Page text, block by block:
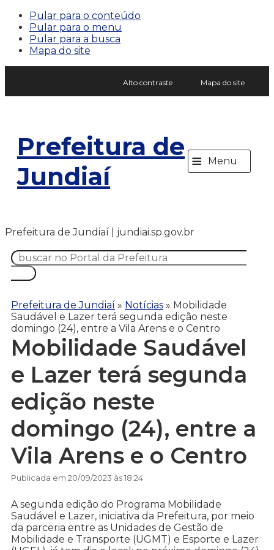
Pular para o conteúdo
Pular para o menu
Pular para a busca
Mapa do site
Alto contraste Mapa do site
Prefeitura de
Jundiaí
≡ Menu
Prefeitura de Jundiaí | jundiai.sp.gov.br
Prefeitura de Jundiaí » Notícias » Mobilidade
Saudável e Lazer terá segunda edição neste
domingo (24), entre a Vila Arens e o Centro
Mobilidade Saudável
e Lazer terá segunda
edição neste
domingo (24), entre a
Vila Arens e o Centro
Publicada em 20/09/2023 às 18:24
A segunda edição do Programa Mobilidade
Saudável e Lazer, iniciativa da Prefeitura, por meio
da parceria entre as Unidades de Gestão de
Mobilidade e Transporte (UGMT) e Esporte e Lazer